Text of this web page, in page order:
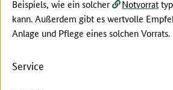
Beispiels, wie ein solcher
Notvorrat
kann. Außerdem gibt es wertvolle
Anlage und Pflege eines solchen Vorrats.
Service